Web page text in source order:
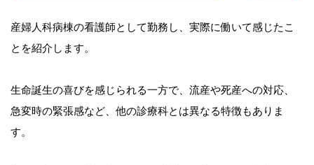
産婦人科病棟の看護師として勤務し、実際に働いて感じたこ
とを紹介します。
生命誕生の喜びを感じられる一方で、流産や死産への対応、
急変時の緊張感など、他の診療科とは異なる特徴もありま
す。